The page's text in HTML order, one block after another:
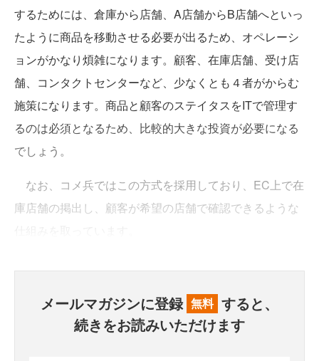
するためには、倉庫から店舗、A店舗からB店舗へといっ
たように商品を移動させる必要が出るため、オペレーシ
ョンがかなり煩雑になります。顧客、在庫店舗、受け店
舗、コンタクトセンターなど、少なくとも４者がからむ
施策になります。商品と顧客のステイタスをITで管理す
るのは必須となるため、比較的大きな投資が必要になる
でしょう。
なお、コメ兵ではこの方式を採用しており、EC上で在
庫店舗の掲出し、顧客が希望の店舗で確認できるような
メールマガジンに登録 無料 すると、
続きをお読みいただけます